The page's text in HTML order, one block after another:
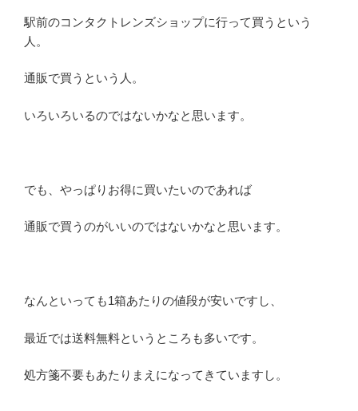
駅前のコンタクトレンズショップに行って買うという
人。
通販で買うという人。
いろいろいるのではないかなと思います。
でも、やっぱりお得に買いたいのであれば
通販で買うのがいいのではないかなと思います。
なんといっても1箱あたりの値段が安いですし、
最近では送料無料というところも多いです。
処方箋不要もあたりまえになってきていますし。